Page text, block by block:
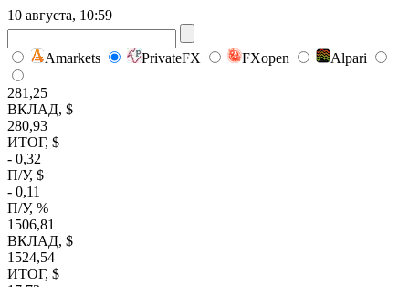
10 августа, 10:59
Amarkets PrivateFX FXopen Alpari
281,25
ВКЛАД, $
280,93
ИТОГ, $
- 0,32
П/У, $
- 0,11
П/У, %
1506,81
ВКЛАД, $
1524,54
ИТОГ, $